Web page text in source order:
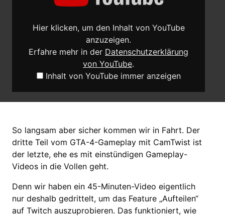
Hier klicken, um den Inhalt von YouTube
anzuzeigen.
Erfahre mehr in der Datenschutzerklärung
von YouTube.
Inhalt von YouTube immer anzeigen
So langsam aber sicher kommen wir in Fahrt. Der
dritte Teil vom GTA-4-Gameplay mit CamTwist ist
der letzte, ehe es mit einstündigen Gameplay-
Videos in die Vollen geht.
Denn wir haben ein 45-Minuten-Video eigentlich
nur deshalb gedrittelt, um das Feature „Aufteilen“
auf Twitch auszuprobieren. Das funktioniert, wie